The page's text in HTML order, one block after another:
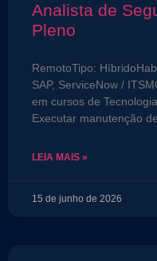
Analista de
Pleno
RemotoTipo:
SAP, ServiceNow /
em cursos de
Executar manutenção
LEIA MAIS »
15 de junho de 2026